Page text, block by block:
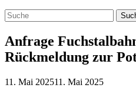
Anfrage
Rückmeldung zur
11. Mai 202511. Mai 2025